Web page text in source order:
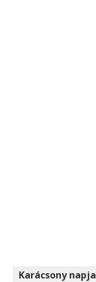
Karácsony